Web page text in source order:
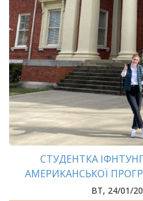
СТУДЕНТКА
АМЕРИКАНСЬКОЇ
ВТ, 24/01/